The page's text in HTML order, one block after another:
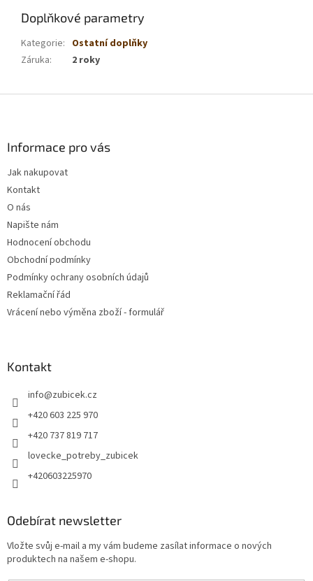
Doplňkové parametry
Kategorie: Ostatní doplňky
Záruka: 2 roky
Informace pro vás
Jak nakupovat
Kontakt
O nás
Napište nám
Hodnocení obchodu
Obchodní podmínky
Podmínky ochrany osobních údajů
Reklamační řád
Vrácení nebo výměna zboží - formulář
Kontakt
info@zubicek.cz
+420 603 225 970
+420 737 819 717
lovecke_potreby_zubicek
+420603225970
Odebírat newsletter
Vložte svůj e-mail a my vám budeme zasílat informace o nových
produktech na našem e-shopu.